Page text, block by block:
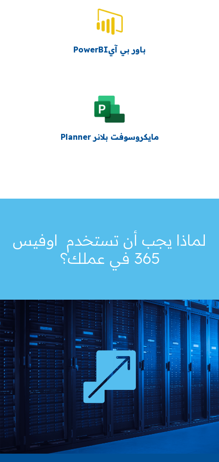
باور بي آيPowerBI
مايكروسوفت بلانر Planner
لماذا يجب أن تستخدم اوفيس
365 في عملك؟